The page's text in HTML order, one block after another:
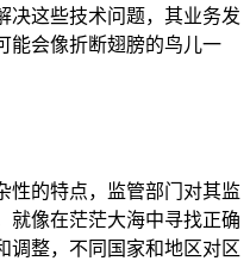
决这些技术问题，其业务发
能会像折断翅膀的鸟儿一
性的特点，监管部门对其监
就像在茫茫大海中寻找正确
调整，不同国家和地区对区